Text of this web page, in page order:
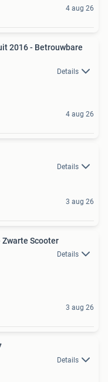
4 aug 26
2016 - Betrouwbare
Details
4 aug 26
Details
3 aug 26
Zwarte Scooter
Details
3 aug 26
Details